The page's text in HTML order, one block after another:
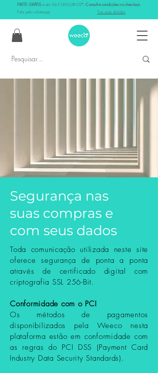
FRETE GRÁTISe até 06 X SEM JUROS*. Consulte condições no checkout.
Fale pelo whatsapp
Tire suas dúvidas
Segurança nas
suas compras e
com seus dados
Toda comunicação utilizada neste site
oferece segurança de ponta a ponta
através de certificado digital com
criptografia SSL 256-Bit.
Conformidade com o PCI
Os métodos de pagamentos
disponibilizados pela Weeco nesta
plataforma estão em conformidade com
as regras do PCI DSS (Payment Card
Industry Data Security Standards).